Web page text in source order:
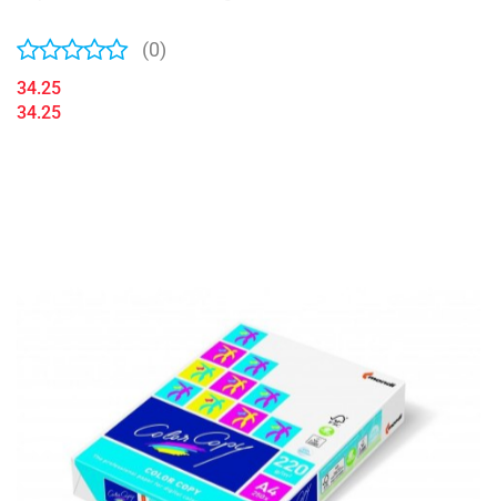
(0)
34.25
34.25